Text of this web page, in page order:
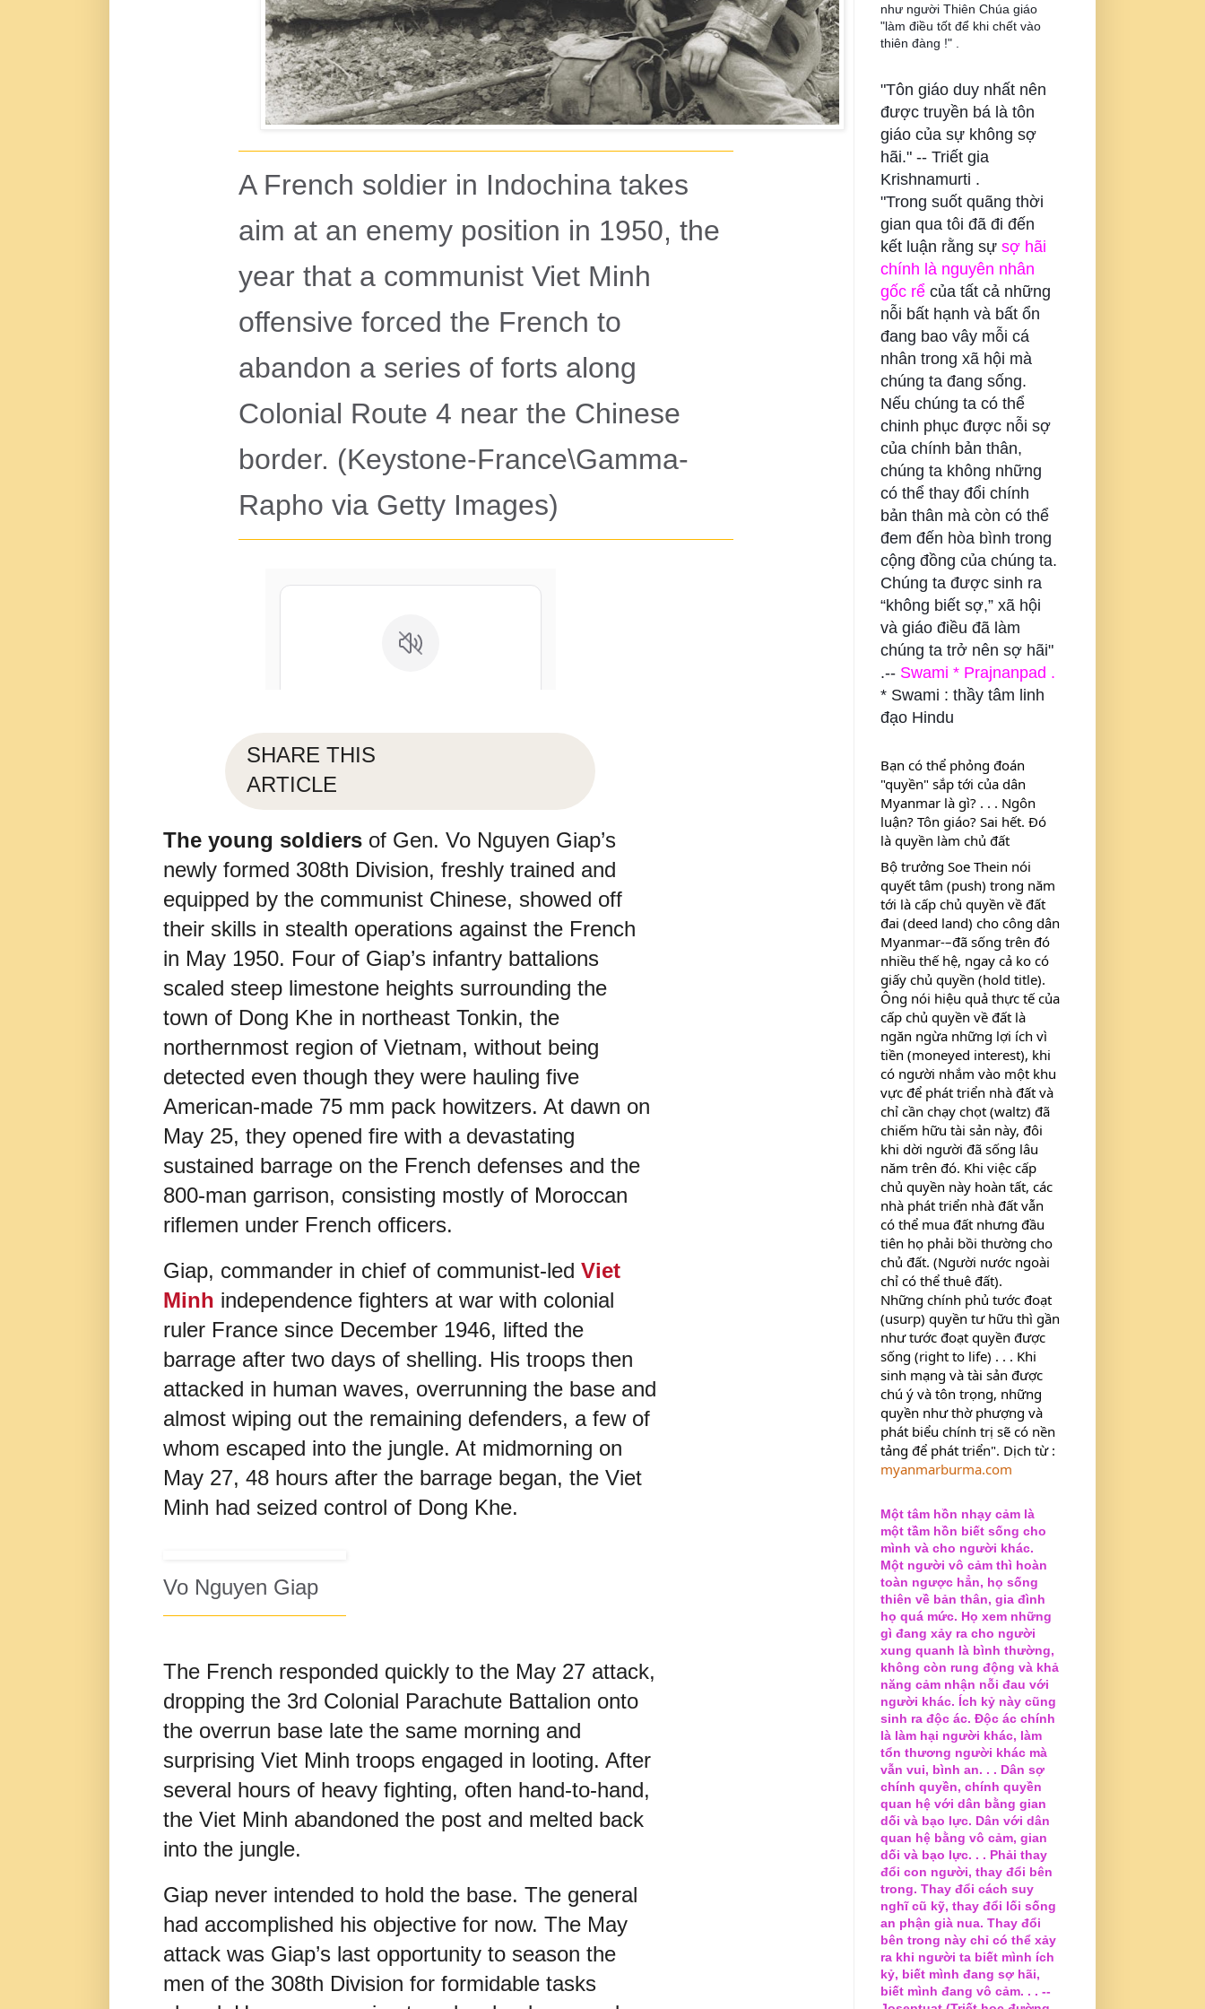
A French soldier in Indochina takes
aim at an enemy position in 1950, the
year that a communist Viet Minh
offensive forced the French to
abandon a series of forts along
Colonial Route 4 near the Chinese
border. (Keystone-France\Gamma-
Rapho via Getty Images)
SHARE THIS
ARTICLE
The young soldiers of Gen. Vo Nguyen Giap’s
newly formed 308th Division, freshly trained and
equipped by the communist Chinese, showed off
their skills in stealth operations against the French
in May 1950. Four of Giap’s infantry battalions
scaled steep limestone heights surrounding the
town of Dong Khe in northeast Tonkin, the
northernmost region of Vietnam, without being
detected even though they were hauling five
American-made 75 mm pack howitzers. At dawn on
May 25, they opened fire with a devastating
sustained barrage on the French defenses and the
800-man garrison, consisting mostly of Moroccan
riflemen under French officers.
Giap, commander in chief of communist-led Viet
Minh independence fighters at war with colonial
ruler France since December 1946, lifted the
barrage after two days of shelling. His troops then
attacked in human waves, overrunning the base and
almost wiping out the remaining defenders, a few of
whom escaped into the jungle. At midmorning on
May 27, 48 hours after the barrage began, the Viet
Minh had seized control of Dong Khe.
Vo Nguyen Giap
The French responded quickly to the May 27 attack,
dropping the 3rd Colonial Parachute Battalion onto
the overrun base late the same morning and
surprising Viet Minh troops engaged in looting. After
several hours of heavy fighting, often hand-to-hand,
the Viet Minh abandoned the post and melted back
into the jungle.
Giap never intended to hold the base. The general
had accomplished his objective for now. The May
attack was Giap’s last opportunity to season the
men of the 308th Division for formidable tasks
như người Thiên Chúa giáo
"làm điều tốt để khi chết vào
thiên đàng !" .
"Tôn giáo duy nhất nên
được truyền bá là tôn
giáo của sự không sợ
hãi." -- Triết gia
Krishnamurti .
"Trong suốt quãng thời
gian qua tôi đã đi đến
kết luận rằng sự sợ hãi
chính là nguyên nhân
gốc rể của tất cả những
nỗi bất hạnh và bất ổn
đang bao vây mỗi cá
nhân trong xã hội mà
chúng ta đang sống.
Nếu chúng ta có thể
chinh phục được nỗi sợ
của chính bản thân,
chúng ta không những
có thể thay đổi chính
bản thân mà còn có thể
đem đến hòa bình trong
cộng đồng của chúng ta.
Chúng ta được sinh ra
“không biết sợ,” xã hội
và giáo điều đã làm
chúng ta trở nên sợ hãi"
.-- Swami * Prajnanpad .
* Swami : thầy tâm linh
đạo Hindu
Bạn có thể phỏng đoán
"quyền" sắp tới của dân
Myanmar là gì? . . . Ngôn
luận? Tôn giáo? Sai hết. Đó
là quyền làm chủ đất
Bộ trưởng Soe Thein nói
quyết tâm (push) trong năm
tới là cấp chủ quyền về đất
đai (deed land) cho công dân
Myanmar-–đã sống trên đó
nhiều thế hệ, ngay cả ko có
giấy chủ quyền (hold title).
Ông nói hiệu quả thực tế của
cấp chủ quyền về đất là
ngăn ngừa những lợi ích vì
tiền (moneyed interest), khi
có người nhắm vào một khu
vực để phát triển nhà đất và
chỉ cần chạy chọt (waltz) đã
chiếm hữu tài sản này, đôi
khi dời người đã sống lâu
năm trên đó. Khi việc cấp
chủ quyền này hoàn tất, các
nhà phát triển nhà đất vẫn
có thể mua đất nhưng đầu
tiên họ phải bồi thường cho
chủ đất. (Người nước ngoài
chỉ có thể thuê đất).
Những chính phủ tước đoạt
(usurp) quyền tư hữu thì gần
như tước đoạt quyền được
sống (right to life) . . . Khi
sinh mạng và tài sản được
chú ý và tôn trọng, những
quyền như thờ phượng và
phát biểu chính trị sẽ có nền
myanmarburma.com
Một tâm hồn nhạy cảm là
một tầm hồn biết sống cho
mình và cho người khác.
Một người vô cảm thì hoàn
toàn ngược hẳn, họ sống
thiên về bản thân, gia đình
họ quá mức. Họ xem những
gì đang xảy ra cho người
xung quanh là bình thường,
không còn rung động và khả
năng cảm nhận nỗi đau với
người khác. Ích kỷ này cũng
sinh ra độc ác. Độc ác chính
là làm hại người khác, làm
tổn thương người khác mà
vẫn vui, bình an. . . Dân sợ
chính quyền, chính quyền
quan hệ với dân bằng gian
dối và bạo lực. Dân với dân
quan hệ bằng vô cảm, gian
dối và bạo lực. . . Phải thay
đổi con người, thay đổi bên
trong. Thay đổi cách suy
nghĩ cũ kỹ, thay đổi lối sống
an phận già nua. Thay đổi
bên trong này chỉ có thể xảy
ra khi người ta biết mình ích
kỷ, biết mình đang sợ hãi,
biết mình đang vô cảm. . . --